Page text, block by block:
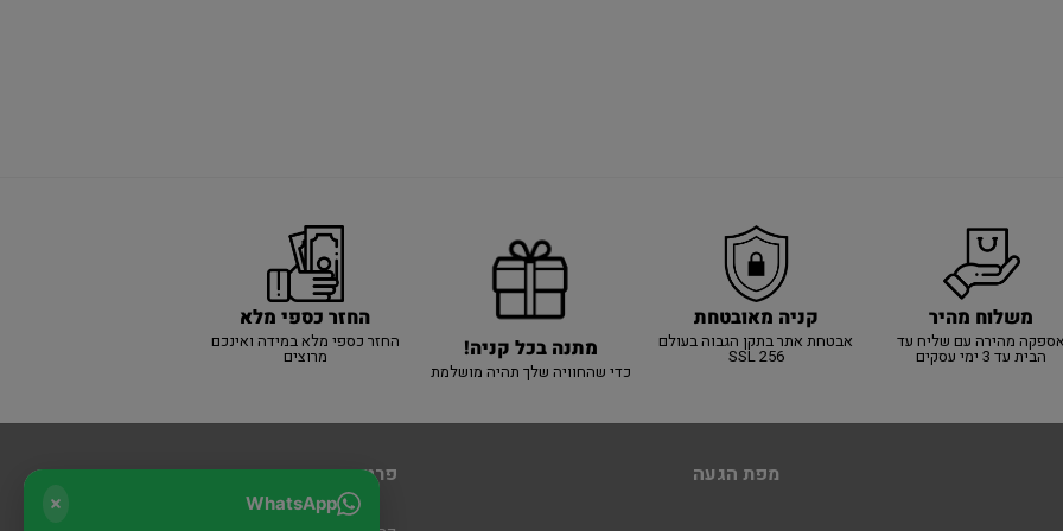
משלוח מהיר
מהירה עם שליח עד
הבית עד 3 ימי עסקים
קניה מאובטחת
אבטחת אתר בתקן הגבוה בעולם
SSL 256 מתנה בכל קניה!
כדי שהחוויה שלך תהיה מושלמת
החזר כספי מלא
החזר כספי מלא במידה ואינכם
מרוצים
מפת הגעה פרטי יצירת קשר
WhatsApp